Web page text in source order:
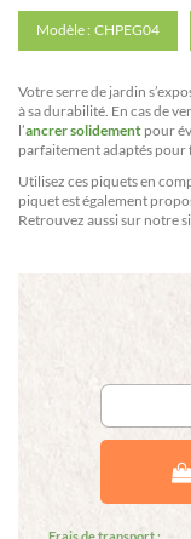
Votre serre de jardin
à sa durabilité. En cas de
l’ancrer solidement pour
parfaitement adaptés pour
Utilisez ces piquets en
piquet est également
Retrouvez aussi sur notre
Modèle : CHPEG04
Frais de transport :